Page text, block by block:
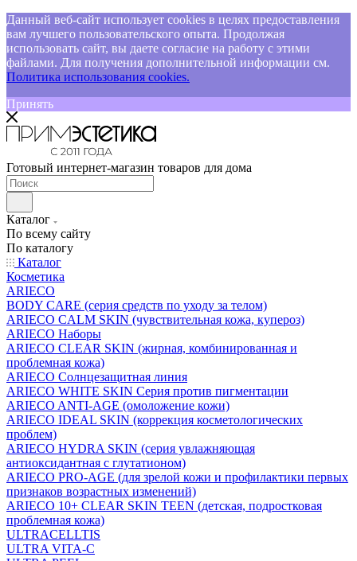
Данный веб-сайт использует cookies в целях предоставления
вам лучшего пользовательского опыта. Продолжая
использовать сайт, вы даете согласие на работу с этими
файлами. Для получения дополнительной информации см.
Политика использования cookies.
Принять
Готовый интернет-магазин товаров для дома
Каталог
По всему сайту
По каталогу
Каталог
Косметика
ARIECO
BODY CARE (серия средств по уходу за телом)
ARIECO CALM SKIN (чувствительная кожа, купероз)
ARIECO Наборы
ARIECO CLEAR SKIN (жирная, комбинированная и
проблемная кожа)
ARIECO Солнцезащитная линия
ARIECO WHITE SKIN Серия против пигментации
ARIECO ANTI-AGE (омоложение кожи)
ARIECO IDEAL SKIN (коррекция косметологических
проблем)
ARIECO HYDRA SKIN (серия увлажняющая
антиоксидантная с глутатионом)
ARIECO PRO-AGE (для зрелой кожи и профилактики первых
признаков возрастных изменений)
ARIECO 10+ CLEAR SKIN TEEN (детская, подростковая
проблемная кожа)
ULTRACELLTIS
ULTRA VITA-C